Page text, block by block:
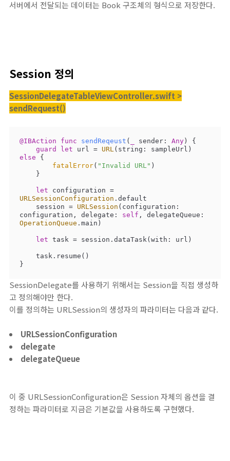
서버에서 전달되는 데이터는 Book 구조체의 형식으로 저장한다.
Session 정의
SessionDelegateTableViewController.swift >
sendRequest()
@IBAction func sendReqeust ( sender : Any )
{
guard
let url = URL
else {
fatalError( "Invalid URL" )
let configuration =
URLSessionConfiguration .default
    session
= URLSession (configuration:
configuration, delegate: self
OperationQueue .main)
let task = session.dataTask(with: url)
}
SessionDelegate를 사용하기 위해서는 Session을 직접 생성하
고 정의해야만 한다.
이를 정의하는 URLSession의 생성자의 파라미터는 다음과 같다.
URLSessionConfiguration
delegate
delegateQueue
이 중 URLSessionConfiguration은 Session 자체의 옵션을 결
정하는 파라미터로 지금은 기본값을 사용하도록 구현했다.